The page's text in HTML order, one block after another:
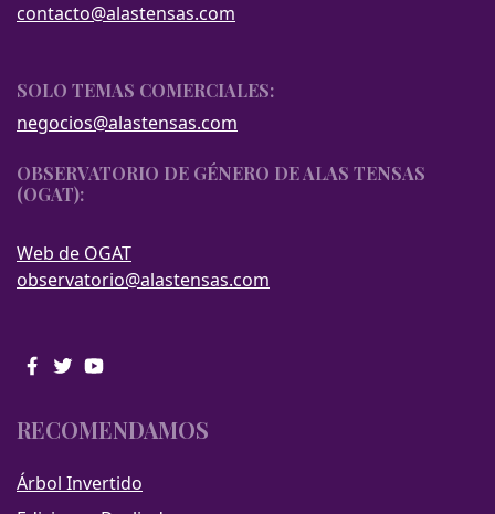
contacto@alastensas.com
SOLO TEMAS COMERCIALES:
negocios@alastensas.com
OBSERVATORIO DE GÉNERO DE ALAS TENSAS
(OGAT):
Web de OGAT
observatorio@alastensas.com
RECOMENDAMOS
Árbol Invertido